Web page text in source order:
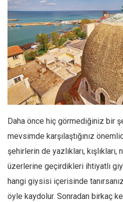
Eksik sayıların temini
Sosyal Medya
Twitter
Facebook
Instagram
YouTube
Editörden
Yazarlar
Kemal Özer
Yvonne Ridley
Barış Tarımcıoğlu
Daha önce hiç görmediğiniz bir
mevsimde karşılaştığınız
şehirlerin de yazlıkları,
üzerlerine geçirdikleri ihtiyatlı
hangi giysisi içerisinde
öyle kaydolur. Sonradan birkaç